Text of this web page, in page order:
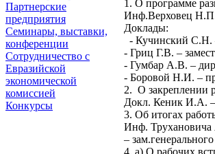
Партнерские
предприятия
Семинары, выставки,
конференции
Сотрудничество с
Евразийской
экономической
комиссией
Конкурсы
1. О программе
Инф.Верховец Н.П.
Доклады:
- Кучинский С.Н.
- Гриц Г.В. –
- Гумбар А.В. –
- Боровой Н.И. –
2. О закреплении
Докл. Кеник И.А. –
3. Об итогах
Инф. Трухановича
–
4. а) О рабочих